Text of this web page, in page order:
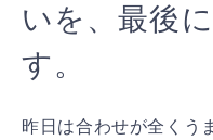
いを、最後
す。
昨日は合わせが全くう